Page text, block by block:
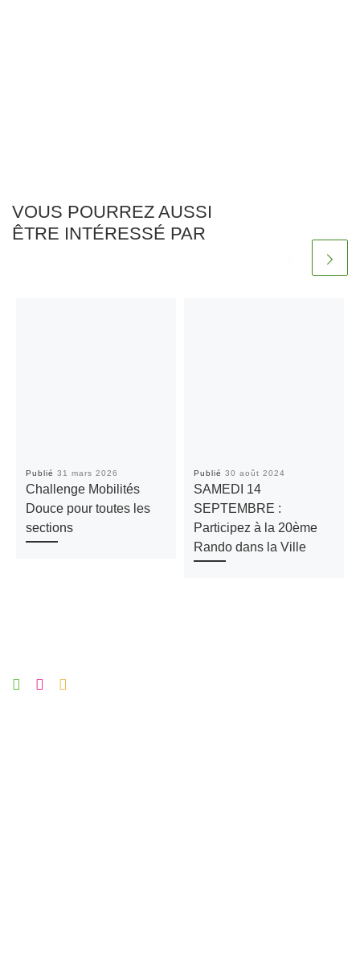
VOUS POURREZ AUSSI
ÊTRE INTÉRESSÉ PAR
Publié 31 mars 2026
Challenge Mobilités
Douce pour toutes les
sections
Publié 30 août 2024
SAMEDI 14
SEPTEMBRE :
Participez à la 20ème
Rando dans la Ville